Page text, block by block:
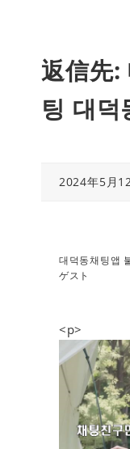
返信先:
팅 대덕
2024年5月
대덕동채팅앱
ゲスト
<p>